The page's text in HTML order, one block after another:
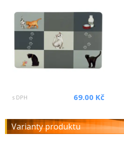
s DPH 69.00 Kč
Varianty produktu